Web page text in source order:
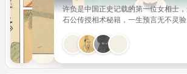
秦末汉初的萧何、张良、陈平都是大汉开国功臣，名
垂青史，可三人的后世子孙却大多不得善终，绝嗣、
除国的灾祸接连不断。 本文结合《史记》《汉书》记
载，梳理了三人参与谋害韩信的经过，探讨其中的因
果启示，发人深省。